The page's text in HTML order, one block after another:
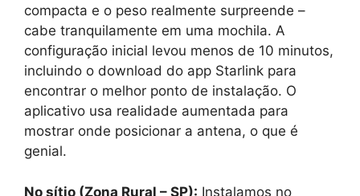
compacta e o peso realmente surpreende –
cabe tranquilamente em uma mochila. A
configuração inicial levou menos de 10 minutos,
incluindo o download do app Starlink para
encontrar o melhor ponto de instalação. O
aplicativo usa realidade aumentada para
mostrar onde posicionar a antena, o que é
genial.
No sítio (Zona Rural – SP): Instalamos no